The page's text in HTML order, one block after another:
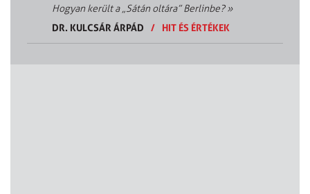
Hogyan került a „Sátán oltára” Berlinbe?»
DR. KULCSÁR ÁRPÁD
/ HIT ÉS ÉRTÉKEK